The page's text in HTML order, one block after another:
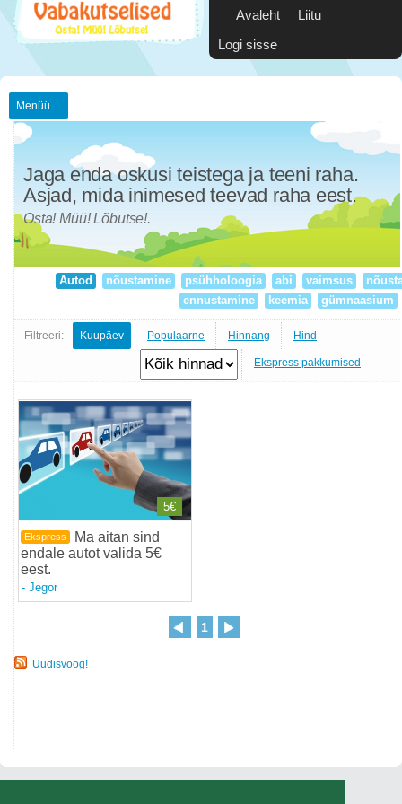
Avaleht
Liitu
Logi sisse
Menüü
Jaga enda oskusi teistega ja teeni raha.
Asjad, mida inimesed teevad raha eest.
Osta! Müü! Lõbutse!.
Autod nõustamine psühholoogia abi vaimsus
ennustamine
keemia gümnaasium
Filtreeri: Kuupäev Populaarne Hinnang Hind
Ekspress pakkumised
Ekspress
Ma aitan sind
endale autot valida 5€
eest.
- Jegor
5€
1
Uudisvoog!